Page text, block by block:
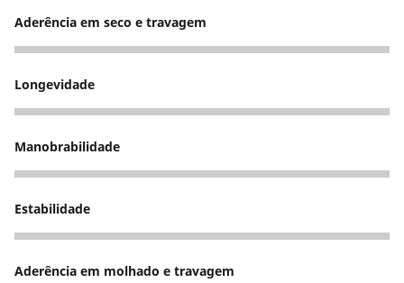
Aderência em seco e travagem
5
Longevidade
5
Manobrabilidade
5
Estabilidade
5
Aderência em molhado e travagem